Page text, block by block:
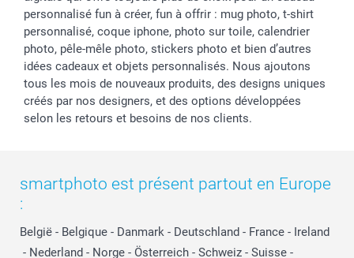
personnalisé fun à créer, fun à offrir : mug photo, t-shirt
personnalisé, coque iphone, photo sur toile, calendrier
photo, pêle-mêle photo, stickers photo et bien d’autres
idées cadeaux et objets personnalisés. Nous ajoutons
tous les mois de nouveaux produits, des designs uniques
créés par nos designers, et des options développées
selon les retours et besoins de nos clients.
smartphoto est présent partout en Europe
:
België - Belgique - Danmark - Deutschland - France - Ireland
- Nederland - Norge - Österreich - Schweiz - Suisse -